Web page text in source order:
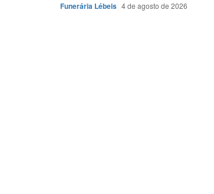
Funerária Lébeis 4 de agosto de 2026